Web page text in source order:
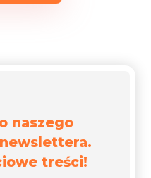
naszego
treści!